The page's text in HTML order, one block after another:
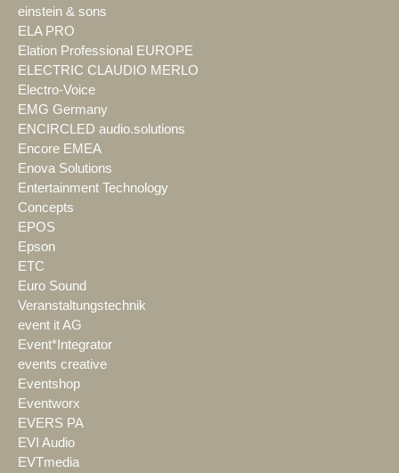
einstein & sons
ELA PRO
Elation Professional EUROPE
ELECTRIC CLAUDIO MERLO
Electro-Voice
EMG Germany
ENCIRCLED audio.solutions
Encore EMEA
Enova Solutions
Entertainment Technology
Concepts
EPOS
Epson
ETC
Euro Sound
Veranstaltungstechnik
event it AG
Event*Integrator
events creative
Eventshop
Eventworx
EVERS PA
EVI Audio
EVTmedia